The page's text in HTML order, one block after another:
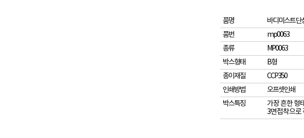
품명
바디미스트 단
품번
mp0063
종류
MP0063
박스형태
B형
종이재질
CCP350
인쇄방법
오프셋인쇄
박스특징
가장 흔한 형
3면접착으로